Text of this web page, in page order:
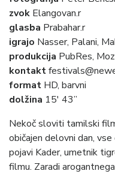
zvok Elangovan.r
glasba Prabahar.r
igrajo Nasser, Palani,
produkcija PubRes,
kontakt
format HD, barvni
dolžina 15′ 43”
Nekoč sloviti tamilski
običajen delovni dan,
pojavi Kader, umetnik
filmu. Zaradi